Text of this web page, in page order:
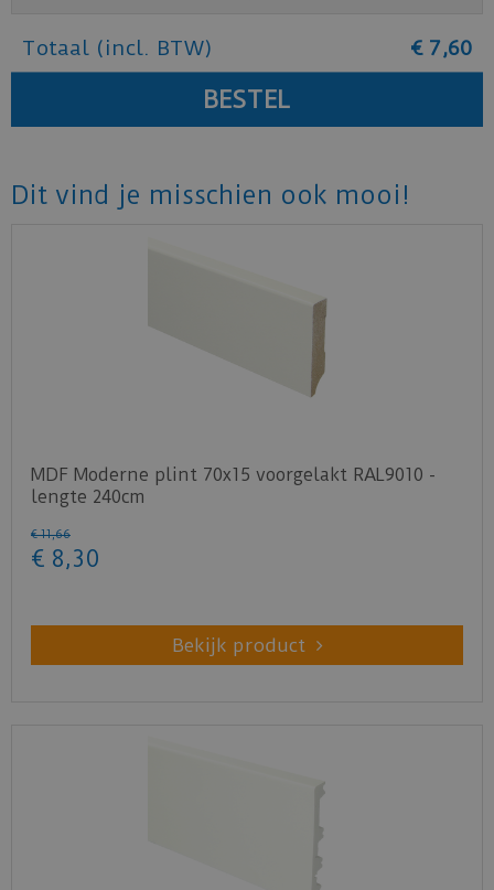
Totaal (incl. BTW) € 7,60
Dit vind je misschien ook mooi!
MDF Moderne plint 70x15 voorgelakt RAL9010 -
lengte 240cm
€ 11,66
€ 8,30
Bekijk product